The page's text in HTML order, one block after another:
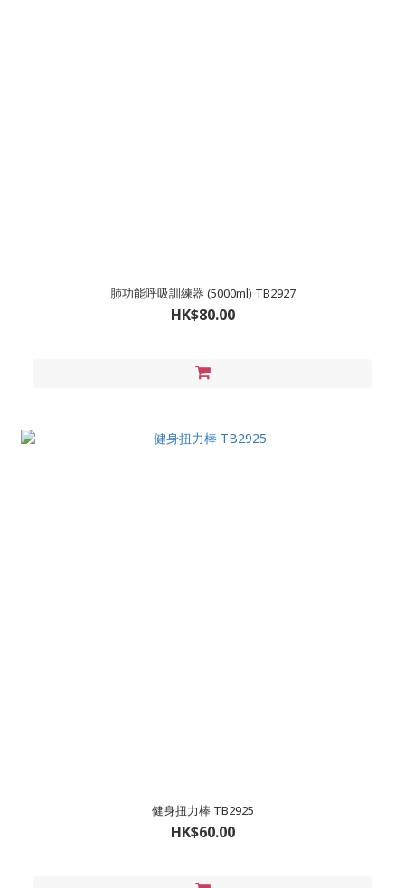
肺功能呼吸訓練器 (5000ml) TB2927
HK$80.00
健身扭力棒 TB2925
HK$60.00